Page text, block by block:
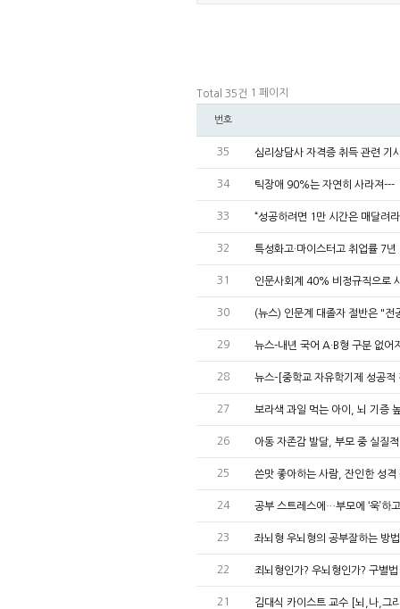
Total 35건 1 페이지
번호
35 심리상담사 자격증 취득 관련 기
34 틱장애 90%는 자연히 사라져---
33 “성공하려면 1만 시간은 매달려
32 특성화고·마이스터고 취업률 7
31 인문사회계 40% 비정규직으로
30 (뉴스) 인문계 대졸자 절반은 "전
29 뉴스-내년 국어 A·B형 구분 없
28 뉴스-[중학교 자유학기제 성공
27 보라색 과일 먹는 아이, 뇌 기증
26 아동 자존감 발달, 부모 중 실질
25 쓴맛 좋아하는 사람, 잔인한 성
24 공부 스트레스에…부모에 ‘욱’하
23 좌뇌형 우뇌형의 공부잘하는 방
22 죄뇌형인가? 우뇌형인가? 구별
21 김대식 카이스트 교수 [뇌,나,그